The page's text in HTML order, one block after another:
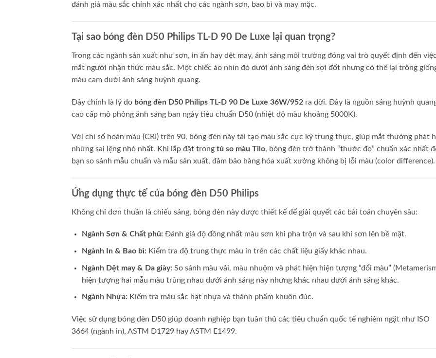
đánh giá màu sắc chính xác nhất cho các ngành sơn, bao bì và may mặc.
Tại sao bóng đèn D50 Philips TL-D 90 De Luxe lại quan trọng?
Trong các ngành sản xuất như sơn, in ấn hay dệt may, ánh sáng môi trường đóng vai trò quyết định đến
mắt người nhận thức màu sắc. Một chiếc áo nhìn đỏ dưới ánh sáng đèn sợi đốt nhưng có thể lại trông
màu cam dưới ánh sáng huỳnh quang.
Đây chính là lý do bóng đèn D50 Philips TL-D 90 De Luxe 36W/952 ra đời. Đây là nguồn sáng huỳnh
cao cấp mô phỏng ánh sáng ban ngày tiêu chuẩn D50 (nhiệt độ màu khoảng 5000K).
Với chỉ số hoàn màu (CRI) trên 90, bóng đèn này tái tạo màu sắc cực kỳ trung thực, giúp mắt thường phát
những sai lệng nhỏ nhất. Khi lắp đặt trong tủ so màu Tilo, bóng đèn trở thành “thước đo” chuẩn xác nhất
bạn so sánh mẫu chuẩn và mẫu sản xuất, đảm bảo hàng hóa xuất xưởng không bị lỗi màu (color difference).
Ứng dụng thực tế của bóng đèn D50 Philips
Không chỉ đơn thuần là chiếu sáng, bóng đèn này được thiết kế để giải quyết các bài toán chuyên sâu:
Ngành Sơn & Chất phủ:Đánh giá độ đồng nhất màu sơn khi pha trộn và sau khi sơn lên bề mặt.
Ngành In & Bao bì:Kiểm tra độ trung thực màu in trên các chất liệu giấy khác nhau.
Ngành Dệt may & Da giày:So sánh màu vải, màu nhuộm và phát hiện hiện tượng “đổi màu”
hiện tượng hai mẫu màu trùng nhau dưới ánh sáng này nhưng khác nhau dưới ánh sáng khác.
Ngành Nhựa:Kiểm tra màu sắc hạt nhựa và thành phẩm khuôn đúc.
Việc sử dụng bóng đèn D50 giúp doanh nghiệp bạn tuân thủ các tiêu chuẩn quốc tế nghiêm ngặt như ISO
3664 (ngành in), ASTM D1729 hay ASTM E1499.